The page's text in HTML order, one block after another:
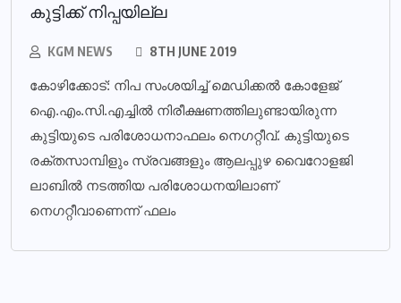
കുട്ടിക്ക് നിപ്പയില്ല
KGM NEWS 8TH JUNE 2019
കോഴിക്കോട്: നിപ സംശയിച്ച് മെഡിക്കല്‍ കോളേജ്
ഐ.എം.സി.എച്ചില്‍ നിരീക്ഷണത്തിലുണ്ടായിരുന്ന
കുട്ടിയുടെ പരിശോധനാഫലം നെഗറ്റീവ്. കുട്ടിയുടെ
രക്തസാമ്പിളും സ്രവങ്ങളും ആലപ്പുഴ വൈറോളജി
ലാബില്‍ നടത്തിയ പരിശോധനയിലാണ്
നെഗറ്റീവാണെന്ന് ഫലം